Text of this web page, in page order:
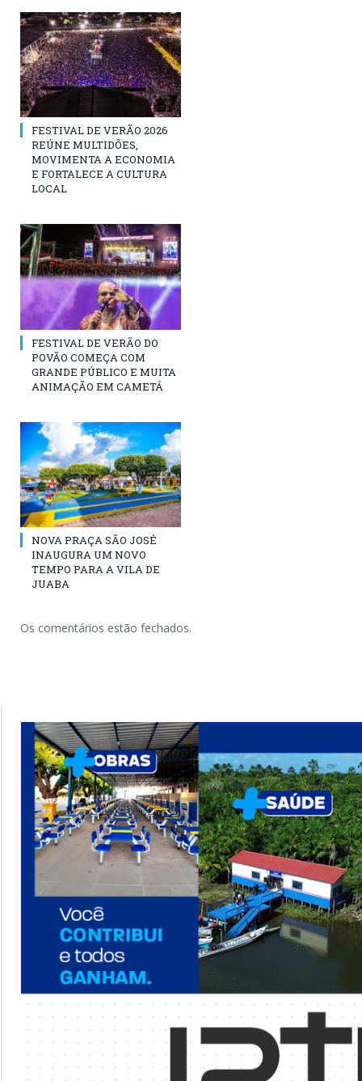
FESTIVAL DE VERÃO 2026
REÚNE MULTIDÕES,
MOVIMENTA A ECONOMIA
E FORTALECE A CULTURA
LOCAL
FESTIVAL DE VERÃO DO
POVÃO COMEÇA COM
GRANDE PÚBLICO E MUITA
ANIMAÇÃO EM CAMETÁ
NOVA PRAÇA SÃO JOSÉ
INAUGURA UM NOVO
TEMPO PARA A VILA DE
JUABA
Os comentários estão fechados.